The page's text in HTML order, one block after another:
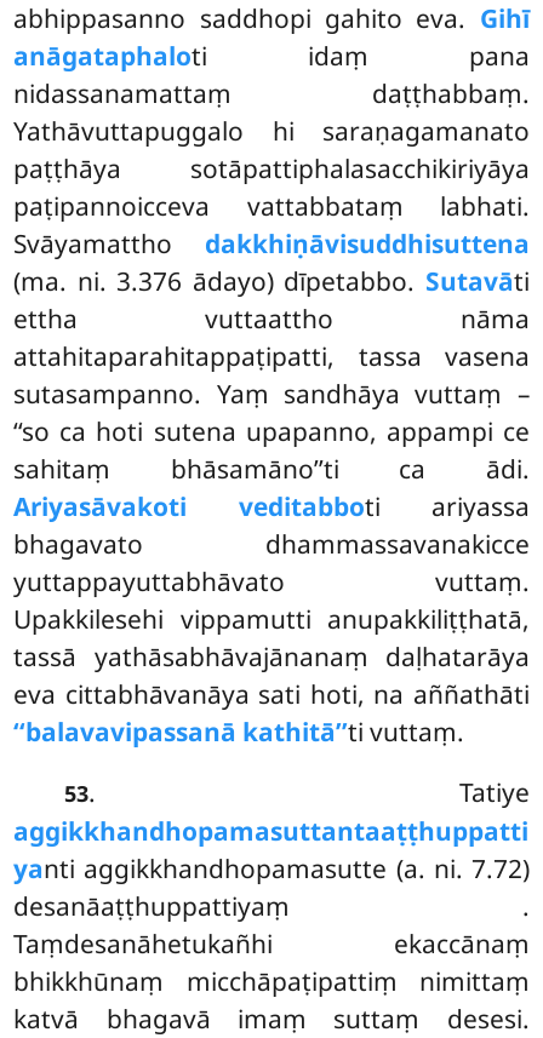
abhippasanno saddhopi gahito eva. Gihī
anāgataphaloti idaṃ pana
nidassanamattaṃ daṭṭhabbaṃ.
Yathāvuttapuggalo hi saraṇagamanato
paṭṭhāya sotāpattiphalasacchikiriyāya
paṭipannoicceva vattabbataṃ labhati.
Svāyamattho dakkhiṇāvisuddhisuttena
(ma. ni. 3.376 ādayo) dīpetabbo. Sutavāti
ettha vuttaattho nāma
attahitaparahitappaṭipatti, tassa vasena
sutasampanno. Yaṃ sandhāya vuttaṃ –
‘‘so ca hoti sutena upapanno, appampi ce
sahitaṃ bhāsamāno’’ti ca ādi.
Ariyasāvakoti veditabboti ariyassa
bhagavato dhammassavanakicce
yuttappayuttabhāvato vuttaṃ.
Upakkilesehi vippamutti anupakkiliṭṭhatā,
tassā yathāsabhāvajānanaṃ daḷhatarāya
eva cittabhāvanāya sati hoti, na aññathāti
‘‘balavavipassanā kathitā’’ti vuttaṃ.
53. Tatiye
aggikkhandhopamasuttantaaṭṭhuppatti
yanti aggikkhandhopamasutte (a. ni. 7.72)
desanāaṭṭhuppattiyaṃ .
Taṃdesanāhetukañhi ekaccānaṃ
bhikkhūnaṃ micchāpaṭipattiṃ nimittaṃ
katvā bhagavā imaṃ suttaṃ desesi.